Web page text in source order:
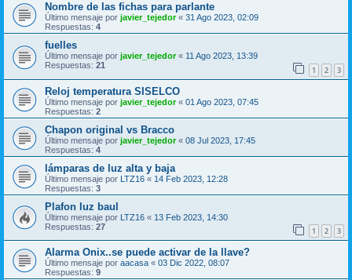
Nombre de las fichas para parlante
Último mensaje por javier_tejedor« 31 Ago 2023, 02:09
Respuestas: 4
fuelles
Último mensaje por javier_tejedor« 11 Ago 2023, 13:39
Respuestas: 21 1 2 3
Reloj temperatura SISELCO
Último mensaje por javier_tejedor« 01 Ago 2023, 07:45
Respuestas: 2
Chapon original vs Bracco
Último mensaje por javier_tejedor« 08 Jul 2023, 17:45
Respuestas: 4
lámparas de luz alta y baja
Último mensaje por LTZ16 « 14 Feb 2023, 12:28
Respuestas: 3
Plafon luz baul
Último mensaje por LTZ16 « 13 Feb 2023, 14:30
Respuestas: 27 1 2 3
Alarma Onix..se puede activar de la llave?
Último mensaje por aacasa « 03 Dic 2022, 08:07
Respuestas: 9